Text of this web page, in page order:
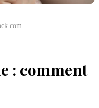
: comment